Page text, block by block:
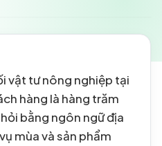
vật tư nông nghiệp tại
hàng là hàng trăm
bằng ngôn ngữ địa
mùa và sản phẩm